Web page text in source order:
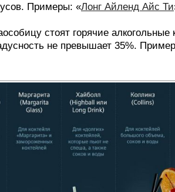
Примеры: «Лонг Айленд Айс Ти
стоят горячие
не превышает 35%.